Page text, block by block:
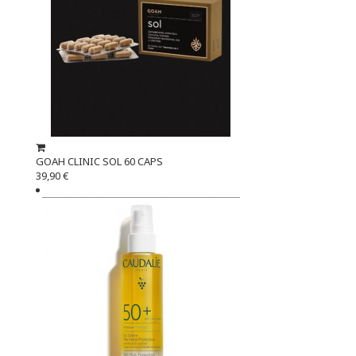
GOAH CLINIC SOL 60 CAPS
39,90 €